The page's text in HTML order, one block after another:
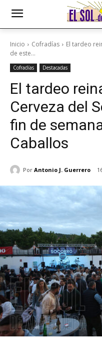
Inicio Cofradías
El tardeo
de este...
Cofradías Destacadas
El tardeo
Cerveza del
fin de
Caballos
Por Antonio J. Guerrero